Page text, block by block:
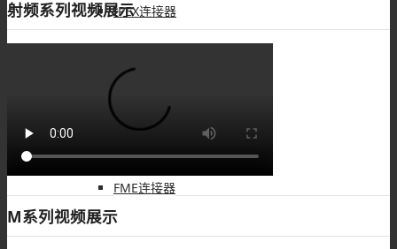
IPEX连接器
FME连接器
射频系列视频展示
M系列视频展示